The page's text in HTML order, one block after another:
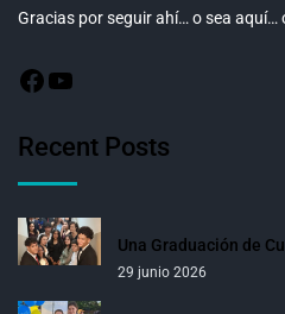
Gracias por seguir ahí… o sea aquí…
Recent Posts
Una Graduación de
29 junio 2026